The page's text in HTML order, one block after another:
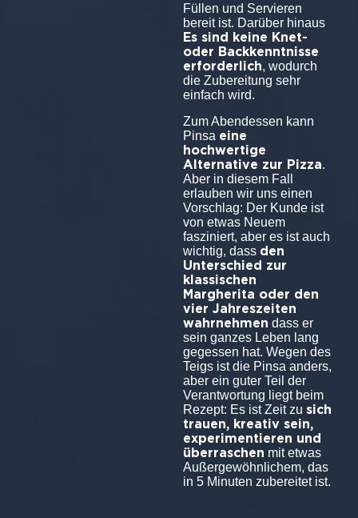
Füllen und Servieren
bereit ist. Darüber hinaus
Es sind keine Knet-
oder Backkenntnisse
erforderlich, wodurch
die Zubereitung sehr
einfach wird.
Zum Abendessen kann
Pinsa eine
hochwertige
Alternative zur Pizza.
Aber in diesem Fall
erlauben wir uns einen
Vorschlag: Der Kunde ist
von etwas Neuem
fasziniert, aber es ist auch
wichtig, dass den
Unterschied zur
klassischen
Margherita oder den
vier Jahreszeiten
wahrnehmen dass er
sein ganzes Leben lang
gegessen hat. Wegen des
Teigs ist die Pinsa anders,
aber ein guter Teil der
Verantwortung liegt beim
Rezept: Es ist Zeit zu sich
trauen, kreativ sein,
experimentieren und
überraschen mit etwas
Außergewöhnlichem, das
in 5 Minuten zubereitet ist.